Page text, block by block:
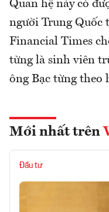
Quan hệ này có
người Trung Quốc
Financial Times
từng là sinh viên
ông Bạc từng theo
Mới nhất trên
Đầu tư